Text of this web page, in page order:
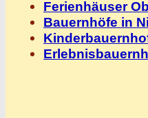
Ferienhäuser
Bauernhöfe in